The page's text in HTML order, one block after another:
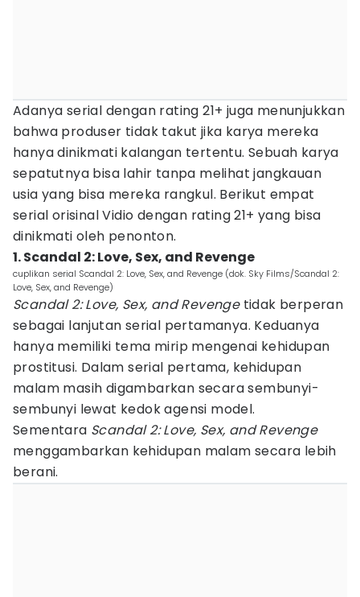
Adanya serial dengan rating 21+ juga menunjukkan
bahwa produser tidak takut jika karya mereka
hanya dinikmati kalangan tertentu. Sebuah karya
sepatutnya bisa lahir tanpa melihat jangkauan
usia yang bisa mereka rangkul. Berikut empat
serial orisinal Vidio dengan rating 21+ yang bisa
dinikmati oleh penonton.
1. Scandal 2: Love, Sex, and Revenge
cuplikan serial Scandal 2: Love, Sex, and Revenge (dok. Sky Films/Scandal 2:
Love, Sex, and Revenge)
Scandal 2: Love, Sex, and Revengetidak berperan
sebagai lanjutan serial pertamanya. Keduanya
hanya memiliki tema mirip mengenai kehidupan
prostitusi. Dalam serial pertama, kehidupan
malam masih digambarkan secara sembunyi-
sembunyi lewat kedok agensi model.
Sementara Scandal 2: Love, Sex, and Revenge
menggambarkan kehidupan malam secara lebih
berani.